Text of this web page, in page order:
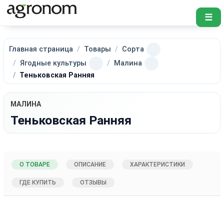
☰
Главная страница Товары
Сорта
Ягодные культуры
Малина
Теньковская Ранняя
МАЛИНА
Теньковская Ранняя
О ТОВАРЕ ОПИСАНИЕ ХАРАКТЕРИСТИКИ
ГДЕ КУПИТЬ ОТЗЫВЫ